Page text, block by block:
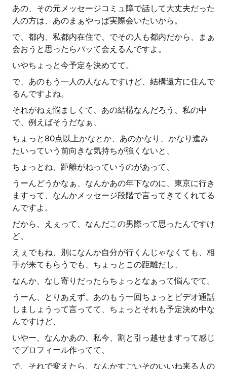
あの、その元メッセージコミュ障で話して大丈夫だった
人の方は、あのまぁやっぱ実際会いたいから。
で、都内、私都内在住で、でその人も都内だから、まぁ
会おうと思ったらパッて会えるんですよ。
いやちょっと今予定を決めてて。
で、あのもう一人の人なんですけど、結構遠方に住んで
るんですよね。
それがねぇ悩ましくて、あの結構なんだろう、私の中
で、例えばそうだなぁ、
ちょっと80点以上かなとか、あのかなり、かなり進み
たいっていう前向きな気持ちが強くないと、
ちょっとね、距離がねっていうのがあって、
うーんどうかなぁ、なんかあの年下なのに、東京に行き
ますって、なんかメッセージ段階で言ってきてくれてる
んですよ。
だから、えぇって、なんだこの男際って思ったんですけ
ど、
えぇでもね、別になんか自分が行くんじゃなくても、相
手が来てもらうでも、ちょっとこの距離だし、
なんか、なし寄りだったらちょっとなぁって悩んでて。
うーん、とりあえず、あのもう一回ちょっとビデオ通話
しましょうって言ってて、ちょっとそれも予定決め中な
んですけど、
いやー、なんかあの、私今、割と引っ越せますって感じ
でプロフィール作ってて、
で、それで変えたら、なんかすごいそのいいね来る人の